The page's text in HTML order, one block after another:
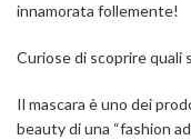
innamorata follemente!
Curiose di scoprire quali
Il mascara è uno dei
beauty di una “fashion